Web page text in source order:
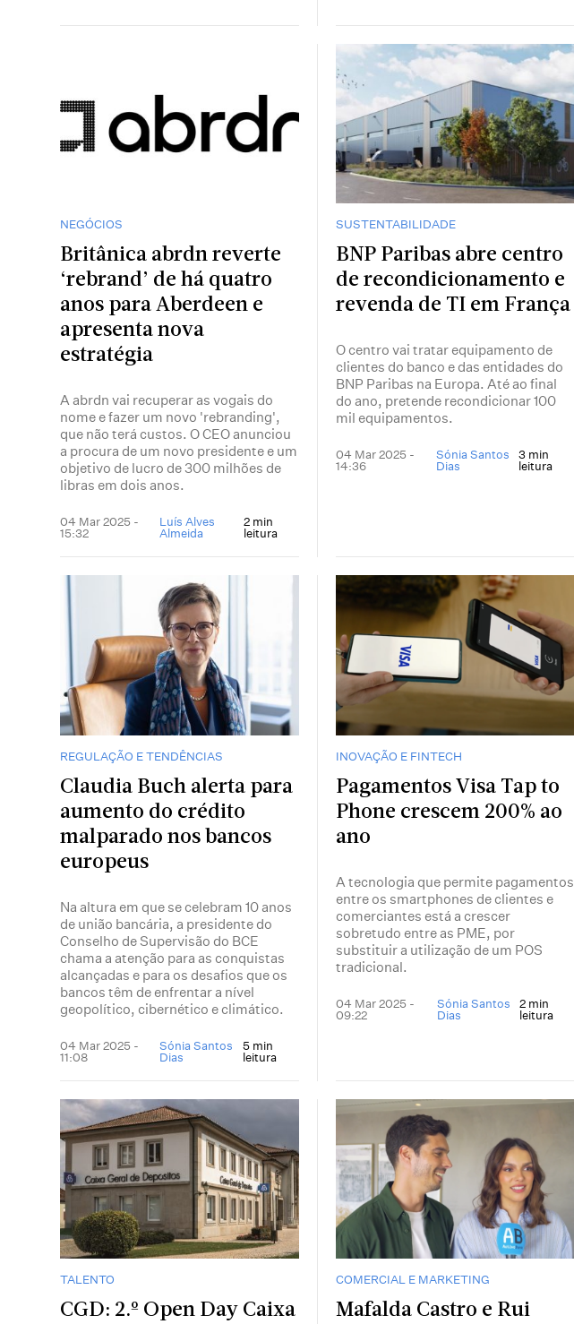
NEGÓCIOS
Britânica abrdn reverte
‘rebrand’ de há quatro
anos para Aberdeen e
apresenta nova
estratégia
A abrdn vai recuperar as vogais do
nome e fazer um novo 'rebranding',
que não terá custos. O CEO anunciou
a procura de um novo presidente e um
objetivo de lucro de 300 milhões de
libras em dois anos.
04 Mar 2025 -
15:32
Luís Alves
Almeida
2 min
leitura
SUSTENTABILIDADE
BNP Paribas abre centro
de recondicionamento e
revenda de TI em França
O centro vai tratar equipamento de
clientes do banco e das entidades do
BNP Paribas na Europa. Até ao final
do ano, pretende recondicionar 100
mil equipamentos.
04 Mar 2025 -
14:36
Sónia Santos
Dias
3 min
leitura
REGULAÇÃO E TENDÊNCIAS
Claudia Buch alerta para
aumento do crédito
malparado nos bancos
europeus
Na altura em que se celebram 10 anos
de união bancária, a presidente do
Conselho de Supervisão do BCE
chama a atenção para as conquistas
alcançadas e para os desafios que os
bancos têm de enfrentar a nível
geopolítico, cibernético e climático.
04 Mar 2025 -
11:08
Sónia Santos
Dias
5 min
leitura
INOVAÇÃO E FINTECH
Pagamentos Visa Tap to
Phone crescem 200% ao
ano
A tecnologia que permite pagamentos
entre os smartphones de clientes e
comerciantes está a crescer
sobretudo entre as PME, por
substituir a utilização de um POS
tradicional.
04 Mar 2025 -
09:22
Sónia Santos
Dias
2 min
leitura
TALENTO
CGD: 2.º Open Day Caixa
COMERCIAL E MARKETING
Mafalda Castro e Rui